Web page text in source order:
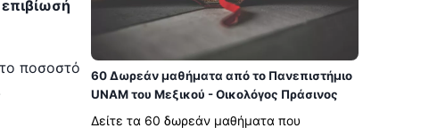
επιβίωσή
ποσοστό
60 Δωρεάν μαθήματα από το Πανεπιστήμιο
UNAM του Μεξικού - Οικολόγος Πράσινος
Δείτε τα 60 δωρεάν μαθήματα που